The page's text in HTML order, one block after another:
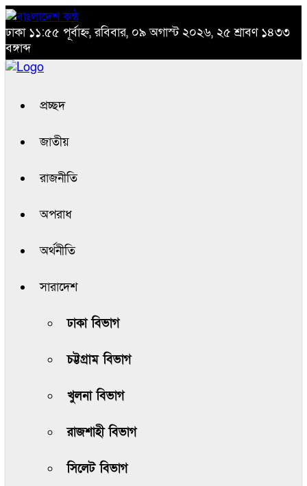
ঢাকা ১১:৫৫ পূর্বাহ্ন, রবিবার, ০৯ অগাস্ট ২০২৬, ২৫ শ্রাবণ ১৪৩৩
বঙ্গাব্দ
প্রচ্ছদ
জাতীয়
রাজনীতি
অপরাধ
অর্থনীতি
সারাদেশ
ঢাকা বিভাগ
চট্টগ্রাম বিভাগ
খুলনা বিভাগ
রাজশাহী বিভাগ
সিলেট বিভাগ